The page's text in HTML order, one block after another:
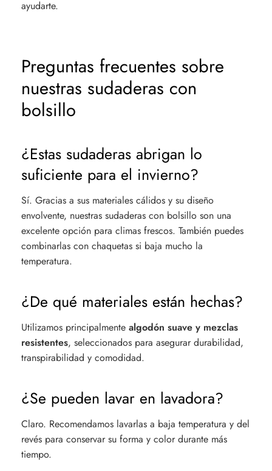
ayudarte.
Preguntas frecuentes sobre
nuestras sudaderas con
bolsillo
¿Estas sudaderas abrigan lo
suficiente para el invierno?
Sí. Gracias a sus materiales cálidos y su diseño
envolvente, nuestras sudaderas con bolsillo son una
excelente opción para climas frescos. También puedes
combinarlas con chaquetas si baja mucho la
temperatura.
¿De qué materiales están hechas?
Utilizamos principalmente algodón suave y mezclas
resistentes, seleccionados para asegurar durabilidad,
transpirabilidad y comodidad.
¿Se pueden lavar en lavadora?
Claro. Recomendamos lavarlas a baja temperatura y del
revés para conservar su forma y color durante más
tiempo.